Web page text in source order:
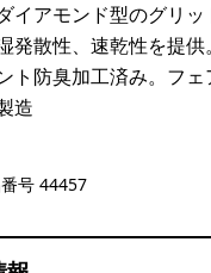
イアモンド型のグリ
発散性、速乾性を提
ト防臭加工済み。フ
造
号 44457